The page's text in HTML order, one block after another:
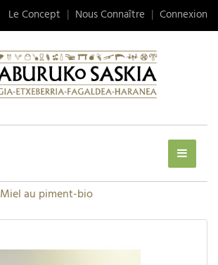
Le Concept Nous Connaître Connexion
Miel au piment-bio